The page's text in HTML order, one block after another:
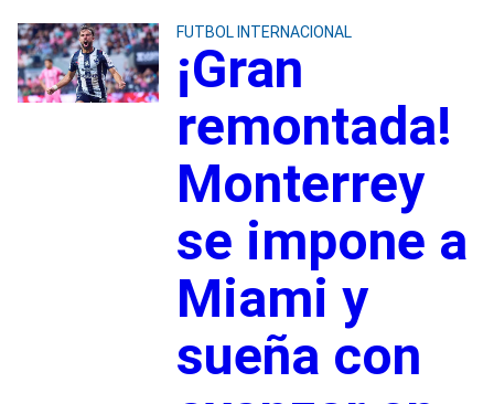
FUTBOL INTERNACIONAL
¡Gran
remontada!
Monterrey
se impone a
Miami y
sueña con